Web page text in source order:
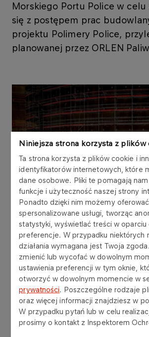
Niniejsza strona korzysta z plików
Ta strona korzysta z plików cookie i
identyfikatorów internetowych, które
dane osobowe. Pliki te pomagają
funkcje i użyteczność naszej strony
Ponadto dzięki nim możemy oferować
spersonalizowane usługi, tworząc
statystyki, wyświetlać treści w oparciu
preferencje. W przypadku niektórych
działania wymagana jest Twoja
zmienić lub wycofać w dowolnym
ustawienia preferencji w tym oknie,
otworzyć w dowolnym momencie w
prywatności. Poszczególne rodzaje
oraz więcej informacji znajdziesz w
W przypadku pytań lub w celu
prosimy o kontakt z Inspektorem
Morskiego Portu Police w celu
się z postępem prac
projektu Polimery Police,
planowanej przez ORLEN
Terminal zostanie zlokalizowany
morskiego w Policach z
Terminalu Przeładunkowo –
będącego częścią projektu
realizowanego przez Grupę Azoty
budowę inwestycji odpowiedzialna
ORLEN Paliwa.